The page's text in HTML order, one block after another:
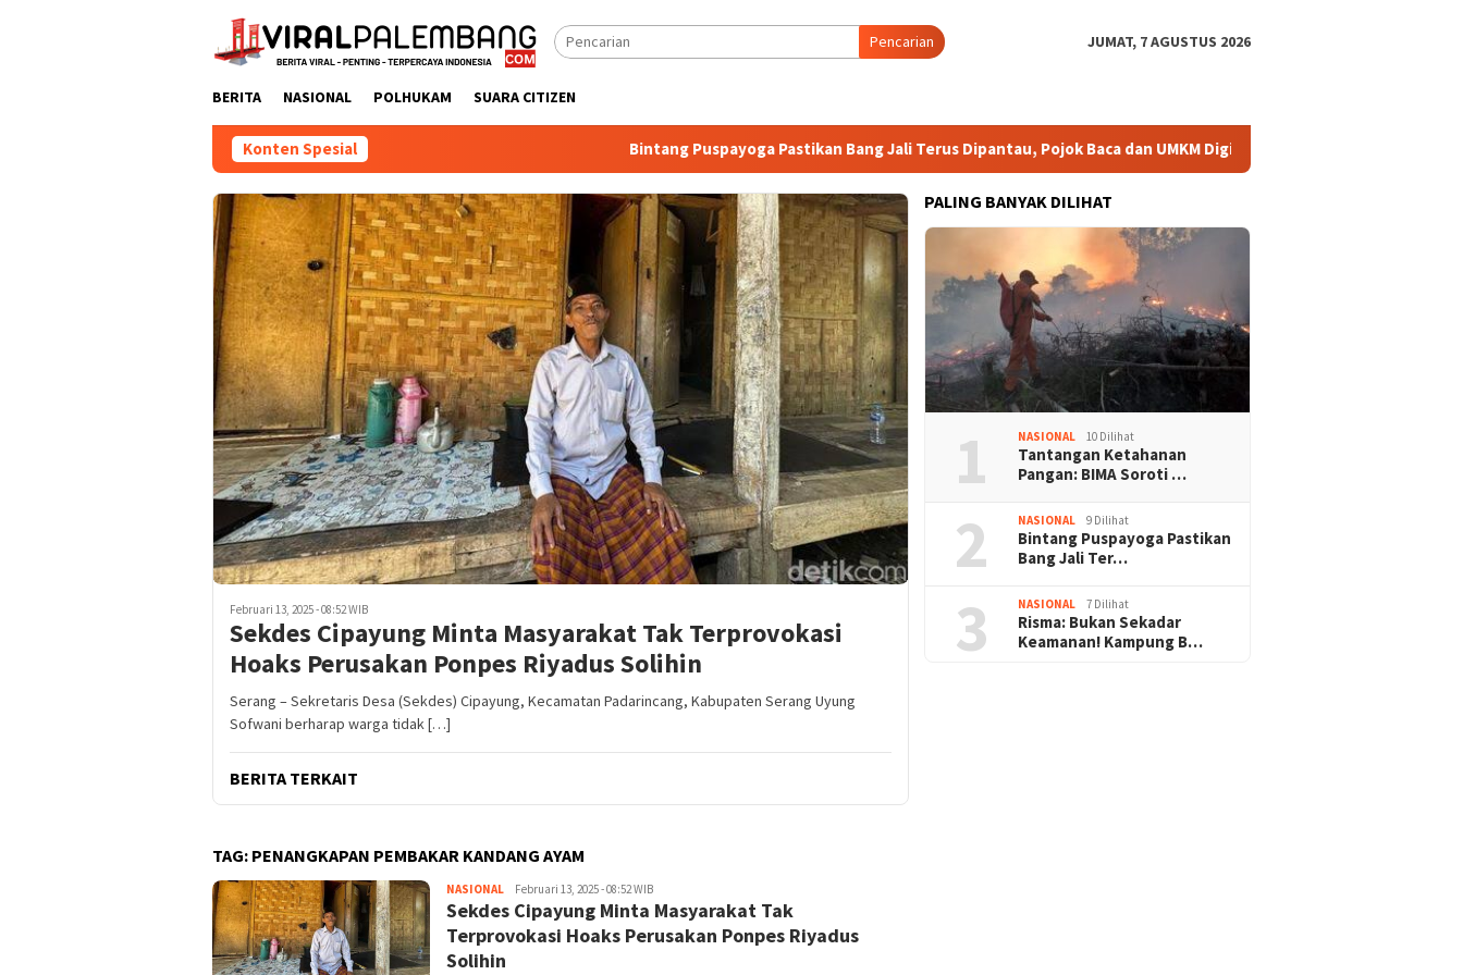
Pencarian JUMAT, 7 AGUSTUS 2026
BERITA NASIONAL POLHUKAM SUARA CITIZEN
Konten Spesial Bintang Puspayoga Pastikan Bang Jali Terus Dipantau, Pojok Baca dan UMKM Digital Segera Diperkuat
Februari 13, 2025 - 08:52 WIB
Sekdes Cipayung Minta Masyarakat Tak Terprovokasi
Hoaks Perusakan Ponpes Riyadus Solihin
Serang – Sekretaris Desa (Sekdes) Cipayung, Kecamatan Padarincang, Kabupaten Serang Uyung
Sofwani berharap warga tidak […]
BERITA TERKAIT
TAG: PENANGKAPAN PEMBAKAR KANDANG AYAM
NASIONAL Redaktur
Februari 13, 2025 - 08:52 WIB
Sekdes Cipayung Minta Masyarakat Tak
Terprovokasi Hoaks Perusakan Ponpes Riyadus
Solihin
PALING BANYAK DILIHAT
1 NASIONAL 10 Dilihat
Tantangan Ketahanan
Pangan: BIMA Soroti …
2 NASIONAL 9 Dilihat
Bintang Puspayoga Pastikan
Bang Jali Ter…
3 NASIONAL 7 Dilihat
Risma: Bukan Sekadar
Keamanan! Kampung B…